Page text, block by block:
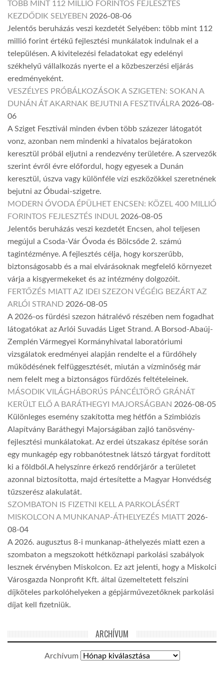
TÖBB MINT 112 MILLIÓ FORINTOS FEJLESZTÉS
KEZDŐDIK SELYEBEN 2026-08-06
Jelentős beruházás veszi kezdetét Selyében: több mint 112
millió forint értékű fejlesztési munkálatok indulnak el a
településen. A kivitelezési feladatokat egy edelényi
székhelyű vállalkozás nyerte el a közbeszerzési eljárás
eredményeként.
VESZÉLYES PRÓBÁLKOZÁSOK A SZIGETEN: SOKAN A
DUNÁN ÁT AKARNAK BEJUTNI A FESZTIVÁLRA 2026-08-
06
A Sziget Fesztivál minden évben több százezer látogatót
vonz, azonban nem mindenki a hivatalos bejáratokon
keresztül próbál eljutni a rendezvény területére. A szervezők
szerint évről évre előfordul, hogy egyesek a Dunán
keresztül, úszva vagy különféle vízi eszközökkel szeretnének
bejutni az Óbudai-szigetre.
MODERN ÓVODA ÉPÜLHET ENCSEN: KÖZEL 400 MILLIÓ
FORINTOS FEJLESZTÉS INDUL 2026-08-05
Jelentős beruházás veszi kezdetét Encsen, ahol teljesen
megújul a Csoda-Vár Óvoda és Bölcsőde 2. számú
tagintézménye. A fejlesztés célja, hogy korszerűbb,
biztonságosabb és a mai elvárásoknak megfelelő környezet
várja a kisgyermekeket és az intézmény dolgozóit.
FERTŐZÉS MIATT AZ IDEI SZEZON VÉGÉIG BEZÁRT AZ
ARLÓI STRAND 2026-08-05
A 2026-os fürdési szezon hátralévő részében nem fogadhat
látogatókat az Arlói Suvadás Liget Strand. A Borsod-Abaúj-
Zemplén Vármegyei Kormányhivatal laboratóriumi
vizsgálatok eredményei alapján rendelte el a fürdőhely
működésének felfüggesztését, miután a vízminőség már
nem felelt meg a biztonságos fürdőzés feltételeinek.
MÁSODIK VILÁGHÁBORÚS PÁNCÉLTÖRŐ GRÁNÁT
KERÜLT ELŐ A BARÁTHEGYI MAJORSÁGBAN 2026-08-05
Különleges esemény szakította meg hétfőn a Szimbiózis
Alapítvány Baráthegyi Majorságában zajló tanösvény-
fejlesztési munkálatokat. Az erdei útszakasz építése során
egy munkagép egy robbanótestnek látszó tárgyat fordított
ki a földből.A helyszínre érkező rendőrjárőr a területet
azonnal biztosította, majd értesítette a Magyar Honvédség
tűzszerész alakulatát.
SZOMBATON IS FIZETNI KELL A PARKOLÁSÉRT
MISKOLCON A MUNKANAP-ÁTHELYEZÉS MIATT 2026-
08-04
A 2026. augusztus 8-i munkanap-áthelyezés miatt ezen a
szombaton a megszokott hétköznapi parkolási szabályok
lesznek érvényben Miskolcon. Ez azt jelenti, hogy a Miskolci
Városgazda Nonprofit Kft. által üzemeltetett felszíni
díjköteles parkolóhelyeken a gépjárművezetőknek parkolási
díjat kell fizetniük.
ARCHÍVUM
Archívum